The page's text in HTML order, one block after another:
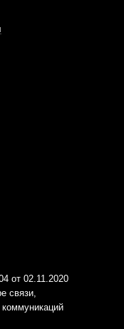
от 02.11.2020
связи,